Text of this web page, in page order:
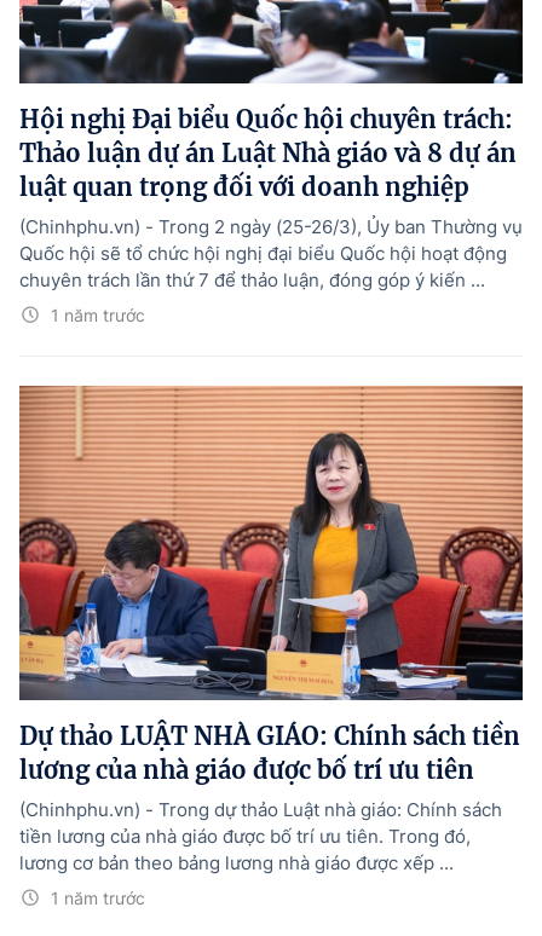
Hội nghị Đại biểu Quốc hội chuyên trách:
Thảo luận dự án Luật Nhà giáo và 8 dự án
luật quan trọng đối với doanh nghiệp
1 năm trước
(Chinhphu.vn) - Trong 2 ngày (25-26/3), Ủy ban Thường vụ
Quốc hội sẽ tổ chức hội nghị đại biểu Quốc hội hoạt động
chuyên trách lần thứ 7 để thảo luận, đóng góp ý kiến ...
Dự thảo LUẬT NHÀ GIÁO: Chính sách tiền
lương của nhà giáo được bố trí ưu tiên
1 năm trước
(Chinhphu.vn) - Trong dự thảo Luật nhà giáo: Chính sách
tiền lương của nhà giáo được bố trí ưu tiên. Trong đó,
lương cơ bản theo bảng lương nhà giáo được xếp ...